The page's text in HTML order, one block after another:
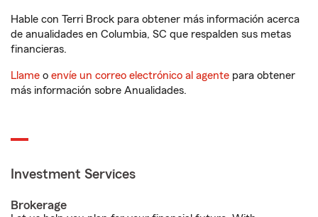
Hable con Terri Brock para obtener más información acerca
de anualidades en Columbia, SC que respalden sus metas
financieras.
Llame o envíe un correo electrónico al agente para obtener
más información sobre Anualidades.
Investment Services
Brokerage